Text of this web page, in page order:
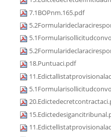
7.1BOPnm.165.pdf
18.Puntuaci.pdf